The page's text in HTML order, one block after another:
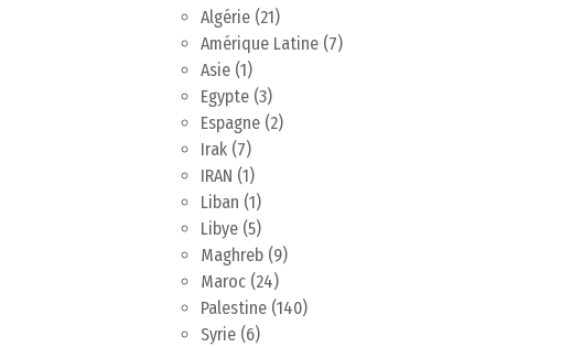
Algérie (21)
Amérique Latine (7)
Asie (1)
Egypte (3)
Espagne (2)
Irak (7)
IRAN (1)
Liban (1)
Libye (5)
Maghreb (9)
Maroc (24)
Palestine (140)
Syrie (6)